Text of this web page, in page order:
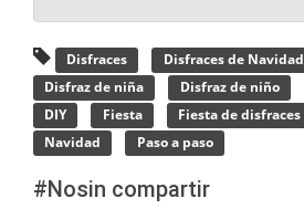
Disfraces Disfraces de Navidad
Disfraz de niña
Disfraz de niño
DIY
Fiesta Fiesta de disfraces
Navidad
Paso a paso
#Nosin compartir